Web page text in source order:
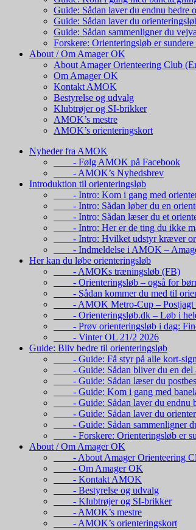
Guide: Sådan laver du endnu bedre
Guide: Sådan laver du
Guide: Sådan sammenligner du
Forskere: Orienteringsløb er
About / Om Amager OK
About Amager Orienteering Club
Om Amager OK
Kontakt AMOK
Bestyrelse og udvalg
Klubtrøjer og SI-brikker
AMOK’s mestre
AMOK’s orienteringskort
Nyheder fra AMOK
- Følg AMOK på Facebook
- AMOK’s Nyhedsbrev
Introduktion til orienteringsløb
- Intro: Kom i gang med
- Intro: Sådan løber du en
- Intro: Sådan læser du et
- Intro: Her er de ting du ikke må
- Intro: Hvilket udstyr kræver
- Indmeldelse i AMOK –
Her kan du løbe orienteringsløb
- AMOKs træningsløb (FB)
- Orienteringsløb – også for
- Sådan kommer du med til
- AMOK Metro-Cup – Postjagt
- Orienteringsløb.dk – Løb i
- Prøv orienteringsløb i dag:
- Vinter OL 21/2 2026
Guide: Bliv bedre til orienteringsløb
- Guide: Få styr på alle kort-
- Guide: Sådan bliver du en del
- Guide: Sådan læser du
- Guide: Kom i gang med
- Guide: Sådan laver du endnu
- Guide: Sådan laver du
- Guide: Sådan sammenligner
- Forskere: Orienteringsløb er
About / Om Amager OK
- About Amager Orienteering
- Om Amager OK
- Kontakt AMOK
- Bestyrelse og udvalg
- Klubtrøjer og SI-brikker
- AMOK’s mestre
- AMOK’s orienteringskort